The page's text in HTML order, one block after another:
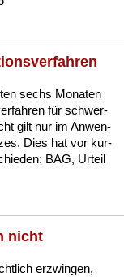
sechs Mo­na­ten
für schwer­
gilt nur im An­wen­
Dies hat vor kur­
BAG, Ur­teil
nicht
er­zwin­gen,